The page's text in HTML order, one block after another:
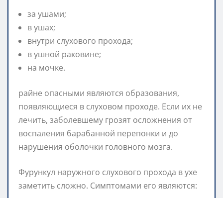
за ушами;
в ушах;
внутри слухового прохода;
в ушной раковине;
на мочке.
райне опасными являются образования,
появляющиеся в слуховом проходе. Если их не
лечить, заболевшему грозят осложнения от
воспаления барабанной перепонки и до
нарушения оболочки головного мозга.
Фурункул наружного слухового прохода в ухе
заметить сложно. Симптомами его являются: